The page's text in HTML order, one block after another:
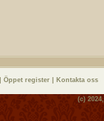
Öppet register Kontakta oss
(c) 2024,